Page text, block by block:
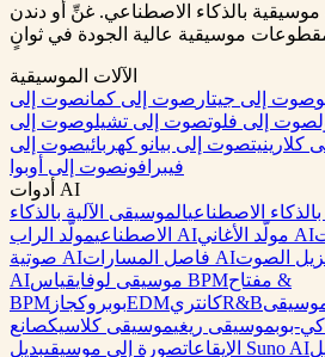
بالذكاء الاصطناعي. غنِّ أو دندن
الآلات الموسيقية
صوت إلى جيتار صوت إلى كمانصوت إلى
صوت إلى فلوتصوت إلى تشيلوصوت إلى
صوت إلى بيانو كهربائيصوت إلى
فيبرافونصوت إلى أوبوا
أدوات AI
الاصطناعيالموسيقى الآلية بالذكاء
الاصطناعي مولّد الراب AI مولّد الأغاني AI
صوتية AI
فاصل المسارات AI
AI
موسيقى لوفاي قياس BPMمفتاح &
BPM
بوبروكجاز EDMكانتريR&B
بوبموسيقى ريغيموسيقى كلاسيكصانع
الإيقاعاتصورة إلى موسيقى بديل Suno AI